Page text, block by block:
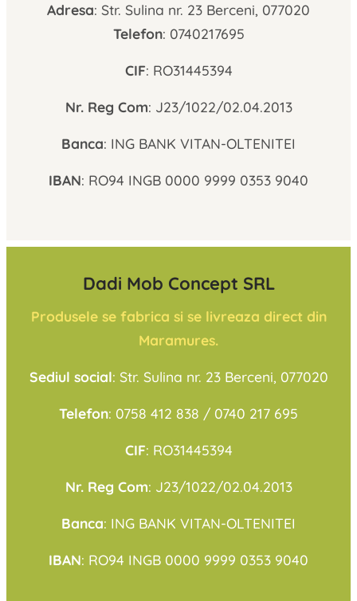
Adresa: Str. Sulina nr. 23 Berceni, 077020
Telefon: 0740217695
CIF: RO31445394
Nr. Reg Com: J23/1022/02.04.2013
Banca: ING BANK VITAN-OLTENITEI
IBAN: RO94 INGB 0000 9999 0353 9040
Dadi Mob Concept SRL
Produsele se fabrica si se livreaza direct din
Maramures.
Sediul social: Str. Sulina nr. 23 Berceni, 077020
Telefon: 0758 412 838 / 0740 217 695
CIF: RO31445394
Nr. Reg Com: J23/1022/02.04.2013
Banca: ING BANK VITAN-OLTENITEI
IBAN: RO94 INGB 0000 9999 0353 9040